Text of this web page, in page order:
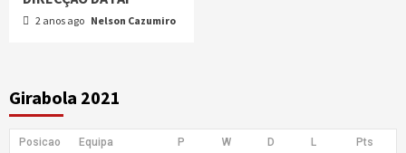
2 anos ago Nelson Cazumiro
Girabola 2021
Posicao Equipa P W D L Pts